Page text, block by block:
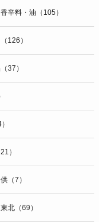
、電話番号、電子メ
アマネージャー
番１号 東麻布食文化
辛料・油（105）
126）
37）
）
（7）
北（69）